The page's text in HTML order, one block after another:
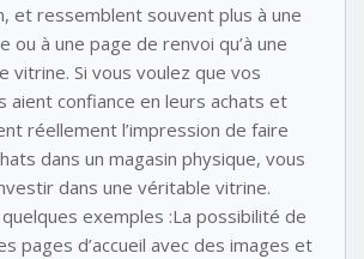
et ressemblent souvent plus à une
ou à une page de renvoi qu’à une
vitrine. Si vous voulez que vos
aient confiance en leurs achats et
réellement l’impression de faire
dans un magasin physique, vous
dans une véritable vitrine.
quelques exemples :La possibilité de
pages d’accueil avec des images et